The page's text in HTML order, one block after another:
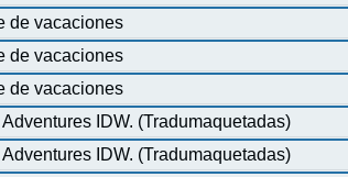
de vacaciones
de vacaciones
de vacaciones
IDW. (Tradumaquetadas)
IDW. (Tradumaquetadas)